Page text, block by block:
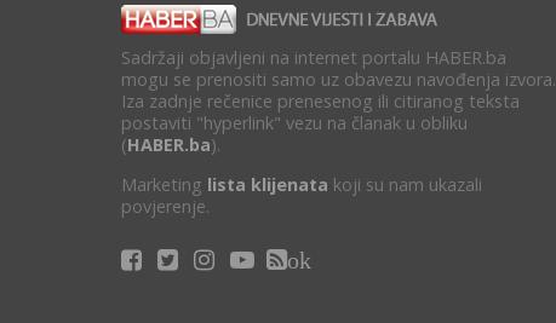
Sadržaji objavljeni na internet portalu HABER.ba
mogu se prenositi samo uz obavezu navođenja izvora.
Iza zadnje rečenice prenesenog ili citiranog teksta
postaviti "hyperlink" vezu na članak u obliku
(HABER.ba).
Marketing lista klijenata koji su nam ukazali
povjerenje.
ok